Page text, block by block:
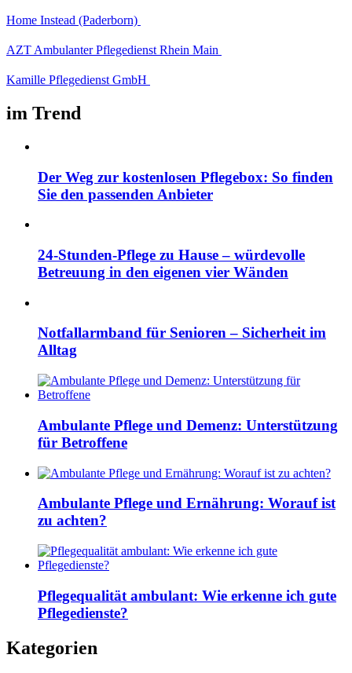
Home Instead (Paderborn)
AZT Ambulanter Pflegedienst Rhein Main
Kamille Pflegedienst GmbH
im Trend
Der Weg zur kostenlosen Pflegebox: So finden
Sie den passenden Anbieter
24-Stunden-Pflege zu Hause – würdevolle
Betreuung in den eigenen vier Wänden
Notfallarmband für Senioren – Sicherheit im
Alltag
Ambulante Pflege und Demenz: Unterstützung
für Betroffene
Ambulante Pflege und Ernährung: Worauf ist
zu achten?
Pflegequalität ambulant: Wie erkenne ich gute
Pflegedienste?
Kategorien